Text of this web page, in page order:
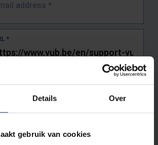
Details Over
gebruik van cookies
address *
*
URL of the page where you encountered the error.